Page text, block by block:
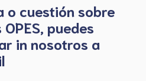
o cuestión sobre
puedes
in nosotros a